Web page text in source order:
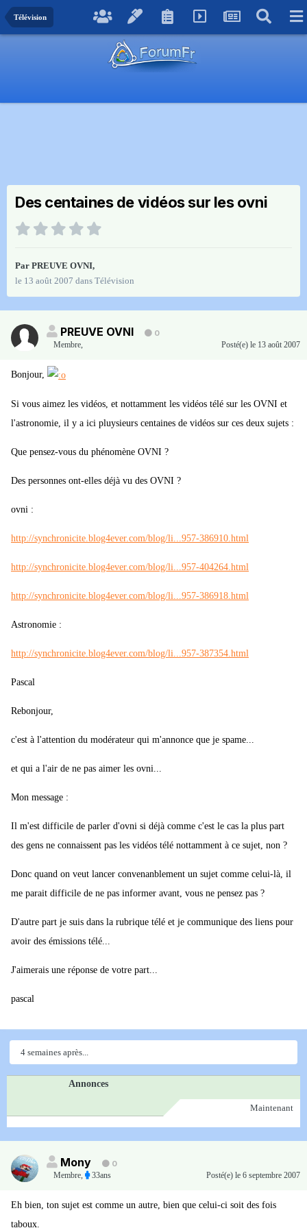
Télévision
Des centaines de vidéos sur les ovni
Par PREUVE OVNI,
le 13 août 2007 dans Télévision
PREUVE OVNI
0
Membre, Posté(e) le 13 août 2007
Bonjour,
Si vous aimez les vidéos, et nottamment les vidéos télé sur les OVNI et
l'astronomie, il y a ici pluysieurs centaines de vidéos sur ces deux sujets :
Que pensez-vous du phénomène OVNI ?
Des personnes ont-elles déjà vu des OVNI ?
ovni :
http://synchronicite.blog4ever.com/blog/li...957-386910.html
http://synchronicite.blog4ever.com/blog/li...957-404264.html
http://synchronicite.blog4ever.com/blog/li...957-386918.html
Astronomie :
http://synchronicite.blog4ever.com/blog/li...957-387354.html
Pascal
Rebonjour,
c'est à l'attention du modérateur qui m'annonce que je spame...
et qui a l'air de ne pas aimer les ovni...
Mon message :
Il m'est difficile de parler d'ovni si déjà comme c'est le cas la plus part
des gens ne connaissent pas les vidéos télé nottamment à ce sujet, non ?
Donc quand on veut lancer convenanblement un sujet comme celui-là, il
me parait difficile de ne pas informer avant, vous ne pensez pas ?
D'autre part je suis dans la rubrique télé et je communique des liens pour
avoir des émissions télé...
J'aimerais une réponse de votre part...
pascal
4 semaines après...
Annonces
Maintenant
Mony
0
Membre, 33ans Posté(e) le 6 septembre 2007
Eh bien, ton sujet est comme un autre, bien que celui-ci soit des fois
taboux.